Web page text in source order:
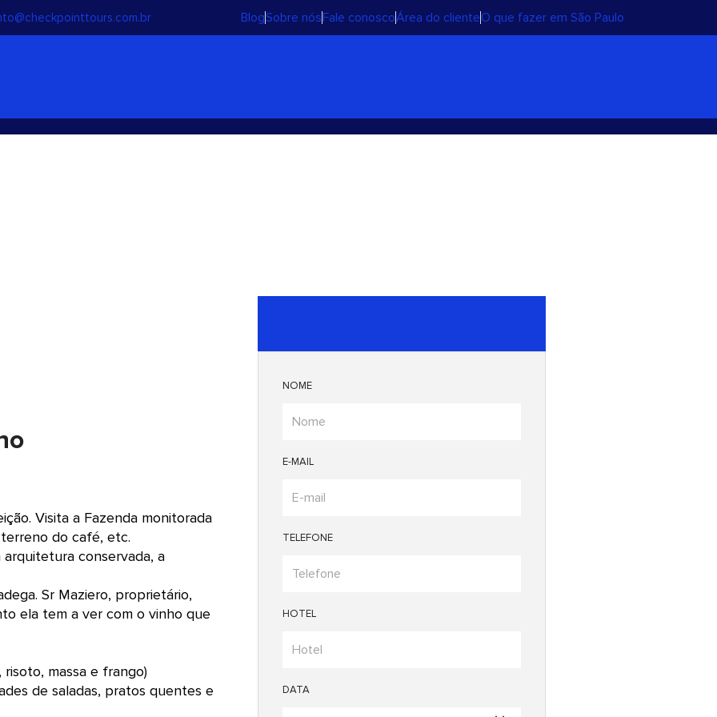
BlogSobre nósFale conoscoÁrea do clienteO que fazer em São Paulo
Visita a Fazenda monitorada
do café, etc.
conservada, a
Sr Maziero, proprietário,
ela tem a ver com o vinho que
massa e frango)
de saladas, pratos quentes e
NOME
E-MAIL
TELEFONE
HOTEL
DATA